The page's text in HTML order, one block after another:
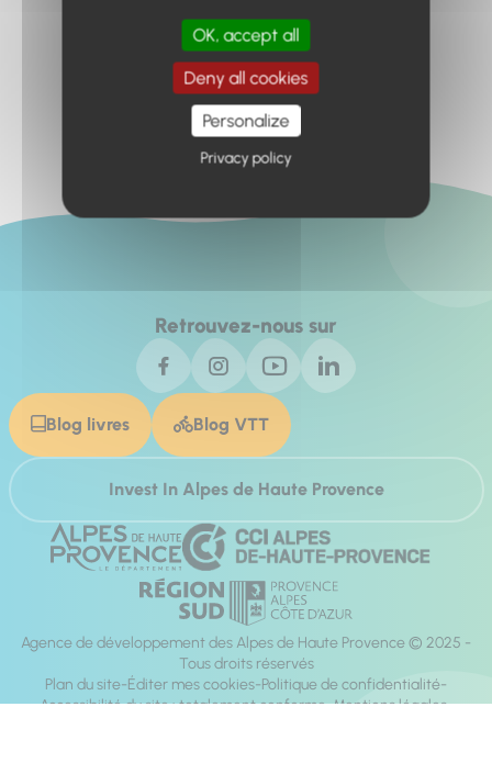
Retour à l'accueil
Retrouvez-nous sur
Blog livres Blog VTT
Invest In Alpes de Haute Provence
Agence de développement des Alpes de Haute Provence © 2025 -
Tous droits réservés
Plan du site Éditer mes cookies Politique de confidentialité
Accessibilité du site : totalement conforme Mentions légales
OK, accept all
Deny all cookies
Personalize
Privacy policy